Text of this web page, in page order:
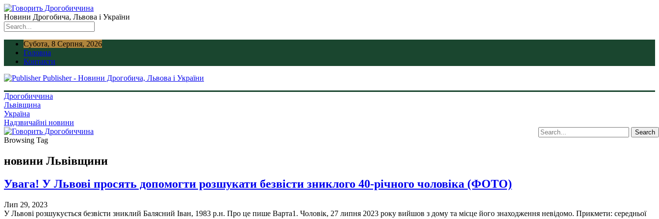
Новини Дрогобича, Львова і України
Субота, 8 Серпня, 2026
Головна
Контакти
Publisher - Новини Дрогобича, Львова і України
Дрогобиччина
Львівщина
Україна
Надзвичайні новини
Browsing Tag
новини Львівщини
Увага! У Львові просять допомогти розшукати безвісти зниклого 40-річного чоловіка (ФОТО)
Лип 29, 2023
У Львові розшукується безвісти зниклий Балясний Іван, 1983 р.н. Про це пише Варта1. Чоловік, 27 липня 2023 року вийшов з дому та місце його знаходження невідомо. Прикмети: середньої